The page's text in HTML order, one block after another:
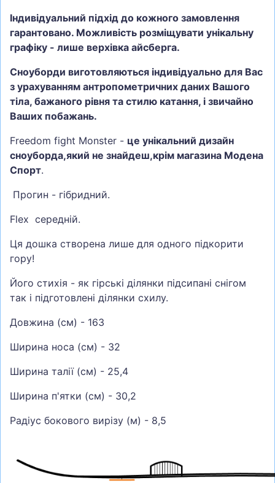
Індивідуальний підхід до кожного замовлення
гарантовано. Можливість розміщувати унікальну
графіку - лише верхівка айсберга.
Сноуборди виготовляються індивідуально для Вас
з урахуванням антропометричних даних Вашого
тіла, бажаного рівня та стилю катання, і звичайно
Ваших побажань.
Freedom fight Monster - це унікальний дизайн
сноуборда,який не знайдеш,крім магазина Модена
Спорт.
Прогин - гібридний.
Flex середній.
Ця дошка створена лише для одного підкорити
гору!
Його стихія - як гірські ділянки підсипані снігом
так і підготовлені ділянки схилу.
Довжина (см) - 163
Ширина носа (см) - 32
Ширина талії (см) - 25,4
Ширина п'ятки (см) - 30,2
Радіус бокового вирізу (м) - 8,5